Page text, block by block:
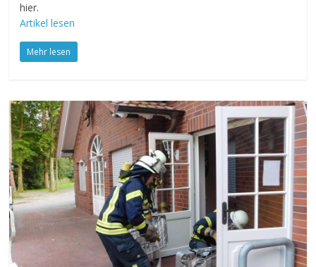
hier.
Artikel lesen
Mehr lesen